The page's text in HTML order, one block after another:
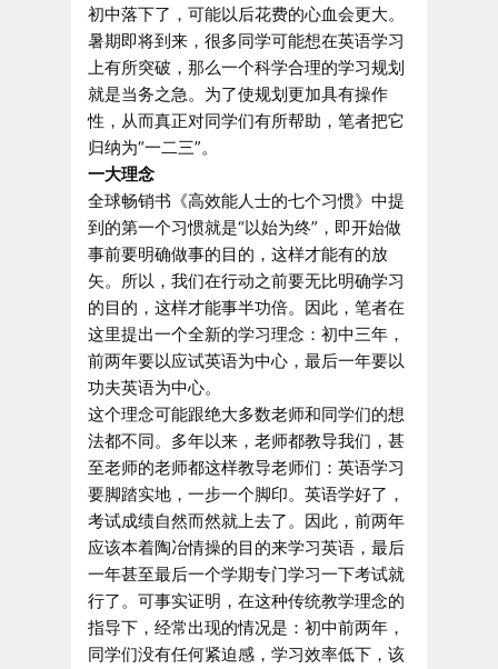
初中落下了，可能以后花费的心血会更大。
暑期即将到来，很多同学可能想在英语学习
上有所突破，那么一个科学合理的学习规划
就是当务之急。为了使规划更加具有操作
性，从而真正对同学们有所帮助，笔者把它
归纳为“一二三”。
一大理念
全球畅销书《高效能人士的七个习惯》中提
到的第一个习惯就是“以始为终”，即开始做
事前要明确做事的目的，这样才能有的放
矢。所以，我们在行动之前要无比明确学习
的目的，这样才能事半功倍。因此，笔者在
这里提出一个全新的学习理念：初中三年，
前两年要以应试英语为中心，最后一年要以
功夫英语为中心。
这个理念可能跟绝大多数老师和同学们的想
法都不同。多年以来，老师都教导我们，甚
至老师的老师都这样教导老师们：英语学习
要脚踏实地，一步一个脚印。英语学好了，
考试成绩自然而然就上去了。因此，前两年
应该本着陶冶情操的目的来学习英语，最后
一年甚至最后一个学期专门学习一下考试就
行了。可事实证明，在这种传统教学理念的
指导下，经常出现的情况是：初中前两年，
同学们没有任何紧迫感，学习效率低下，该